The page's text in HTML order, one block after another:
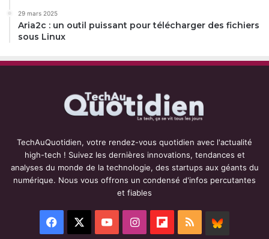
29 mars 2025
Aria2c : un outil puissant pour télécharger des fichiers
sous Linux
TechAuQuotidien, votre rendez-vous quotidien avec l'actualité
high-tech ! Suivez les dernières innovations, tendances et
analyses du monde de la technologie, des startups aux géants du
numérique. Nous vous offrons un condensé d'infos percutantes
et fiables
Facebook YouTubeInstagramFlipboard
RSS